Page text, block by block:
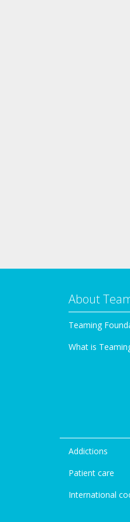
About
Teaming
What is
Addictions
Patient care
International